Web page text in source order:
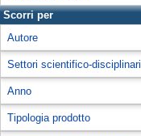
Scorri per
Autore
Settori scientifico-disciplinari
Anno
Tipologia prodotto